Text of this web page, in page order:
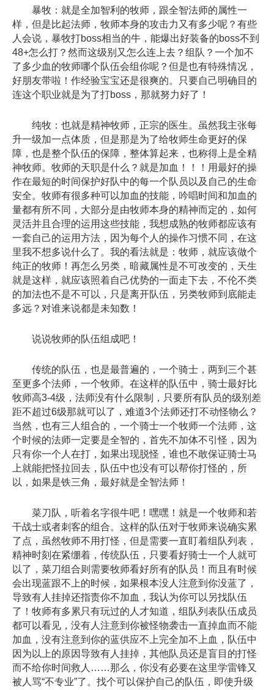
暴牧：就是全加智利的牧师，跟全智法师的属性一
样，但是比起法师，牧师本身的攻击力又有多少呢？有些
人会说，暴牧打boss相当的牛，能爆出好装备的boss不到
48+怎么打？然而这级别又怎么连上去？组队？一个加不
了多少血的牧师哪个队伍会组你呢？但是也有特殊情况，
好朋友带啦！作经验宝宝还是很爽的。只要自己明确目的
连这个职业就是为了打boss，那就努力好了！
纯牧：也就是精神牧师，正宗的医生。虽然我主张每
升一级加一点体质，但是那是为了给牧师生命更好的保
障，也是整个队伍的保障，整体算起来，也称得上是全精
神牧师。牧师的天职是什么？就是加血！！！用最好的操
作在最短的时间保护好队中的每一个队员以及自己的生命
安全。牧师有很多种可以加血的技能，吟唱时间和加血的
量都有所不同，大部分是由牧师本身的精神而定的，如何
灵活并且合理的运用这些技能，我想成熟的牧师都应该有
一套自己的运用方法，因为每个人的操作习惯不同，在这
里我不想多说什么了。我的看法就是：牧师，就应该做个
纯正的牧师！再怎么另类，暗藏属性是不可改变的，天生
就是这样，就应该照着自己优势的一面走下去，不伦不类
的加法也不是不可以，只是离开队伍，另类牧师到底能走
多远？对谁来说都是未知数！
说说牧师的队伍组成吧！
传统的队伍，也是最普遍的，一个骑士，两到三个甚
至更多个法师，一个牧师。在这样的队伍中，骑士最好比
牧师高3-4级，法师没有什么限制，只要所有队员的级别差
距不超过6级那就可以了，难道3个法师还打不动怪物么？
当然，也有三人组合的，一个骑士一个牧师一个法师，这
个时候的法师一定要是全智的，首先不加体不引怪，因为
只有你一个人在打，如果出现脱怪，谁也不敢保证骑士马
上就能把怪拉回去，队伍中也没有可以帮你打怪的，所
以，如果是铁三角，最好就是全智法师！
菜刀队，听着名字很牛吧！嘿嘿！就是一个牧师和若
干战士或者刺客的组合。这样的队伍对于牧师来说确实累
了点，虽然牧师不用打怪，但是需要一直盯着组队列表，
精神时刻在紧绷着，传统队伍，只要看好骑士一个人就可
以了，菜刀组合则需要牧师看好所有的队员！而且有时候
会出现蓝跟不上的时候，如果根本没人注意到你没蓝了，
导致有人挂掉还指责你不加血，我认为你可以另找队伍
了！牧师有多累只有玩过的人才知道，组队列表队伍成员
都可以看见，没有人注意到你被怪物袭击一直掉血而不能
加血，没有注意到你的蓝供应不上完全加不上血，队伍中
因为以上的原因导致有人挂掉，其他队员还是盲目的打怪
而不给你时间救人……那么，你没有必要在这里学雷锋又
被人骂“不专业”了。找个可以保护自己的队伍，即使升级